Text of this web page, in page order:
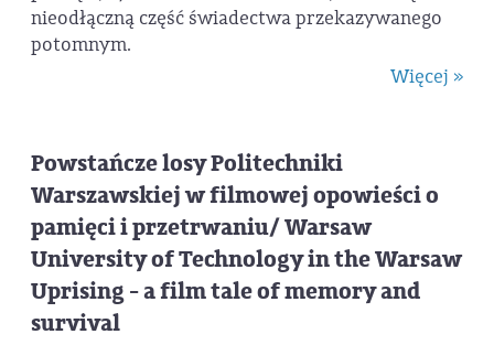
nieodłączną część świadectwa przekazywanego
potomnym.
Więcej »
Powstańcze losy Politechniki
Warszawskiej w filmowej opowieści o
pamięci i przetrwaniu/ Warsaw
University of Technology in the Warsaw
Uprising - a film tale of memory and
survival